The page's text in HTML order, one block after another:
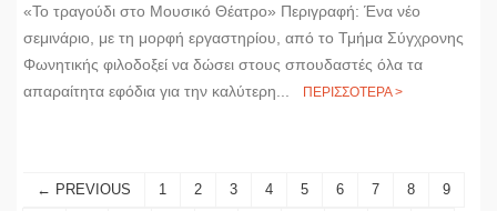
«Το τραγούδι στο Μουσικό Θέατρο» Περιγραφή: Ένα νέο
σεμινάριο, με τη μορφή εργαστηρίου, από το Τμήμα Σύγχρονης
Φωνητικής φιλοδοξεί να δώσει στους σπουδαστές όλα τα
απαραίτητα εφόδια για την καλύτερη...
ΠΕΡΙΣΣΟΤΕΡΑ >
← PREVIOUS 1 2 3 4 5 6 7 8 9